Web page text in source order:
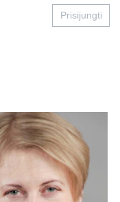
Prisijungti